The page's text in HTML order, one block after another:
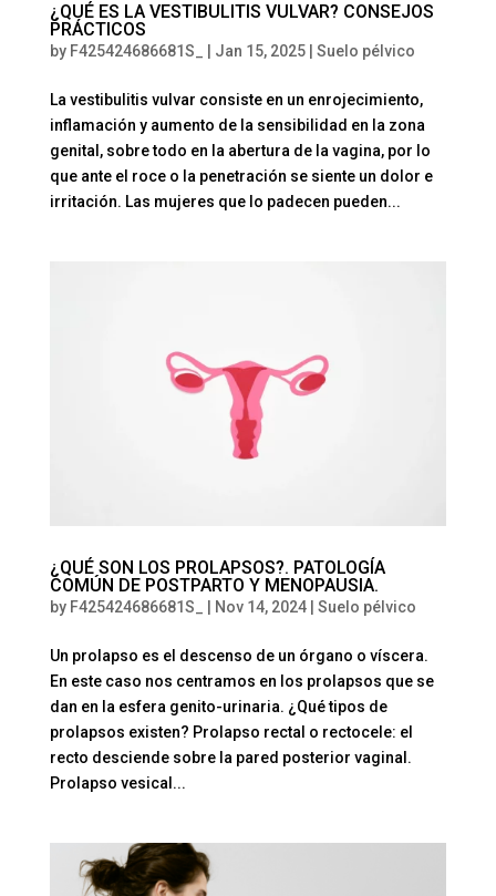
¿QUÉ ES LA VESTIBULITIS VULVAR? CONSEJOS
PRÁCTICOS
by F425424686681S_ Jan 15, 2025| Suelo pélvico
La vestibulitis vulvar consiste en un enrojecimiento,
inflamación y aumento de la sensibilidad en la zona
genital, sobre todo en la abertura de la vagina, por lo
que ante el roce o la penetración se siente un dolor e
irritación. Las mujeres que lo padecen pueden...
¿QUÉ SON LOS PROLAPSOS?. PATOLOGÍA
COMÚN DE POSTPARTO Y MENOPAUSIA.
by F425424686681S_ Nov 14, 2024| Suelo pélvico
Un prolapso es el descenso de un órgano o víscera.
En este caso nos centramos en los prolapsos que se
dan en la esfera genito-urinaria. ¿Qué tipos de
prolapsos existen? Prolapso rectal o rectocele: el
recto desciende sobre la pared posterior vaginal.
Prolapso vesical...